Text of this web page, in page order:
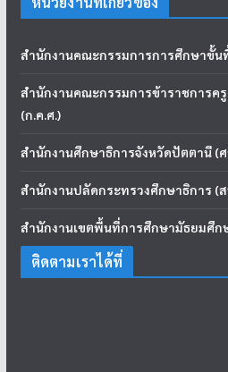
สำนักงานคณะกรรมการการศึกษาขั้น
สำนักงานคณะกรรมการข้าราชการค
(ก.ค.ศ.)
สำนักงานศึกษาธิการจังหวัดปัตตานี (
สำนักงานปลัดกระทรวงศึกษาธิการ (
สำนักงานเขตพื้นที่การศึกษามัธยมศึ
ติดตามเราได้ที่